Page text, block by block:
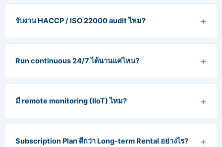
รับงาน HACCP / ISO 22000 audit ไหม?
Run continuous 24/7 ได้นานแค่ไหน?
มี remote monitoring (IIoT) ไหม?
Subscription Plan ดีกว่า Long-term Rental อย่างไร?